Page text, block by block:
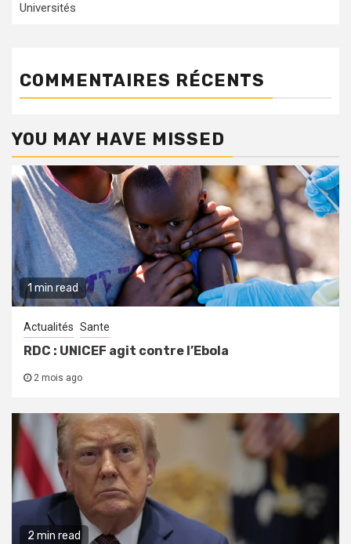
Universités
COMMENTAIRES RÉCENTS
YOU MAY HAVE MISSED
1 min read
Actualités Sante
RDC : UNICEF agit contre l’Ebola
2 mois ago
2 min read